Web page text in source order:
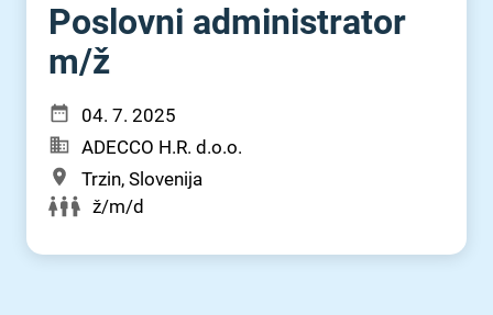
Poslovni administrator
m⁠/⁠ž
04. 7. 2025
ADECCO H.R. d.o.o.
Trzin, Slovenija
ž/m/d